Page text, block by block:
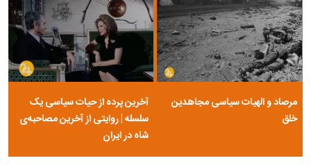
مرصاد و الهیات سیاسی مجاهدین
خلق
آخرین پرده از حیات سیاسی یک
سلسله | روایتی از آخرین مصاحبه‌ی
شاه در ایران